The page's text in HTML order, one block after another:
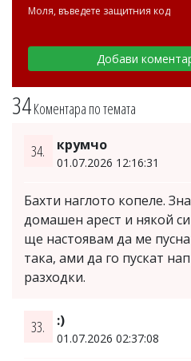
34Коментара по темата
34. крумчо
01.07.2026 12:16:31
Бахти наглото копеле.
домашен арест и някой
ще настоявам да ме
така, ами да го пускат
разходки.
33. :)
01.07.2026 02:37:08
Моля, въведете защитния код